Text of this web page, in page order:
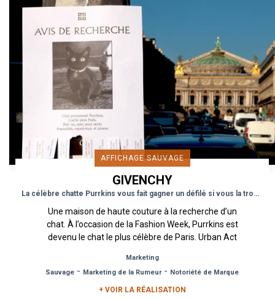
AFFICHAGE SAUVAGE
GIVENCHY
La célèbre chatte Purrkins vous fait gagner un défilé si vous la trouvez
Une maison de haute couture à la recherche d’un
chat. À l’occasion de la Fashion Week, Purrkins est
devenu le chat le plus célèbre de Paris. Urban Act
Marketing
Sauvage - Marketing de la Rumeur- Notoriété de Marque
+ VOIR LA RÉALISATION